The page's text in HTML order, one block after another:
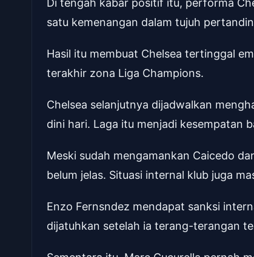
Di tengah kabar positif itu, performa
satu kemenangan dalam tujuh
Hasil itu membuat Chelsea tertinggal
terakhir zona Liga Champions.
Chelsea selanjutnya dijadwalkan
dini hari. Laga itu menjadi kesempatan
Meski sudah mengamankan Caicedo
belum jelas. Situasi internal klub juga
Enzo Fernsndez mendapat sanksi
dijatuhkan setelah ia terang-terangan